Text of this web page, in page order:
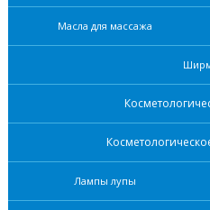
Масла для массажа
Лампы лупы